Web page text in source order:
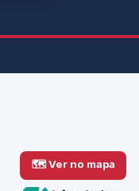
🗺 Ver no mapa